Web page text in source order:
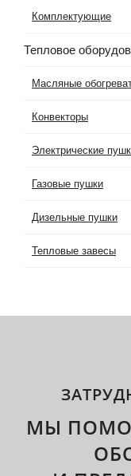
Комплектующие
Тепловое
Масляные
Конвекторы
Электрические
Газовые пушки
Дизельные пушки
Тепловые завесы
МЫ